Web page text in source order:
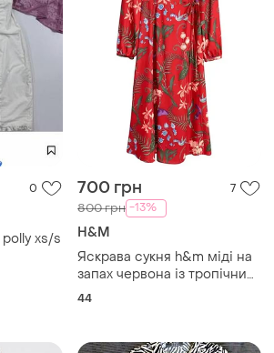
TOP
400 грн 50
Primark
размер xl - 2xl